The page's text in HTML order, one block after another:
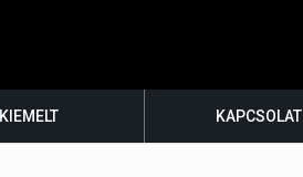
KIEMELT KAPCSOLAT